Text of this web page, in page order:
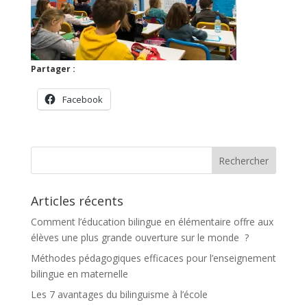
Partager :
Facebook
Articles récents
Comment l’éducation bilingue en élémentaire offre aux
élèves une plus grande ouverture sur le monde ?
Méthodes pédagogiques efficaces pour l’enseignement
bilingue en maternelle
Les 7 avantages du bilinguisme à l’école